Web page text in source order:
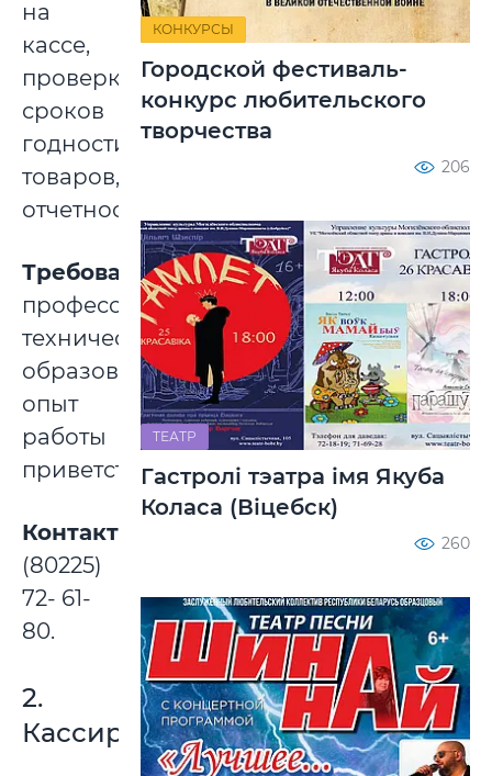
на
кассе,
проверка
сроков
годности
товаров,
отчетность.
Требования:
профессионально-
техническое
образование,
опыт
работы
приветствуется.
Контакты:
(80225)
72- 61-
80.
2.
Кассир
КОНКУРСЫ
Городской фестиваль-
конкурс любительского
творчества
206
ТЕАТР
Гастролі тэатра імя Якуба
Коласа (Віцебск)
260